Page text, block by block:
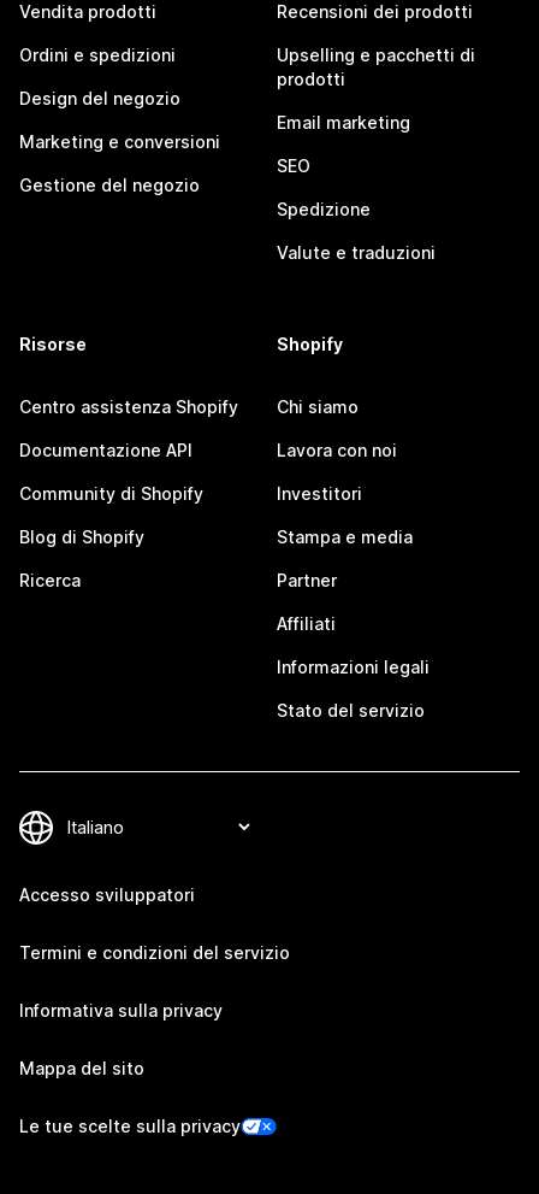
Vendita prodotti
Ordini e spedizioni
Design del negozio
Marketing e conversioni
Gestione del negozio
Recensioni dei prodotti
Upselling e pacchetti di
prodotti
Email marketing
SEO
Spedizione
Valute e traduzioni
Risorse
Centro assistenza Shopify
Documentazione API
Community di Shopify
Blog di Shopify
Ricerca
Shopify
Chi siamo
Lavora con noi
Investitori
Stampa e media
Partner
Affiliati
Informazioni legali
Stato del servizio
Accesso sviluppatori
Termini e condizioni del servizio
Informativa sulla privacy
Mappa del sito
Le tue scelte sulla privacy